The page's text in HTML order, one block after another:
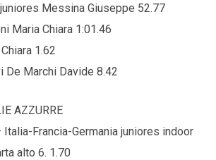
Messina Giuseppe 52.77
Maria Chiara 1:01.46
1.62
De Marchi Davide 8.42
AZZURRE
Italia-Francia-Germania juniores indoor
alto 6. 1.70